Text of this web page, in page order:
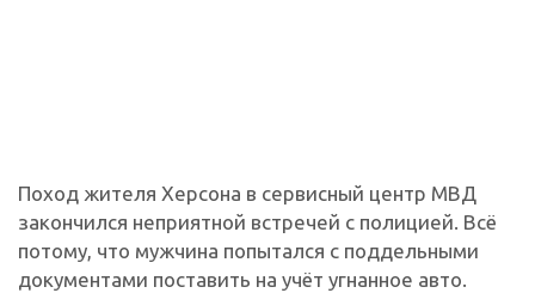
Поход жителя Херсона в сервисный центр МВД
закончился неприятной встречей с полицией. Всё
потому, что мужчина попытался с поддельными
документами поставить на учёт угнанное авто.